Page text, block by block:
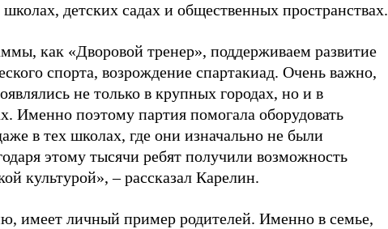
детских садах и общественных пространствах.
как «Дворовой тренер», поддерживаем развитие
спорта, возрождение спартакиад. Очень важно,
не только в крупных городах, но и в
Именно поэтому партия помогала оборудовать
в тех школах, где они изначально не были
этому тысячи ребят получили возможность
культурой», – рассказал Карелин.
имеет личный пример родителей. Именно в семье,